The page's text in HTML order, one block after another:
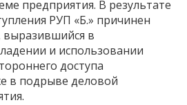
предприятия. В результате
РУП «Б.» причинен
в
и использовании
доступа
в подрыве деловой